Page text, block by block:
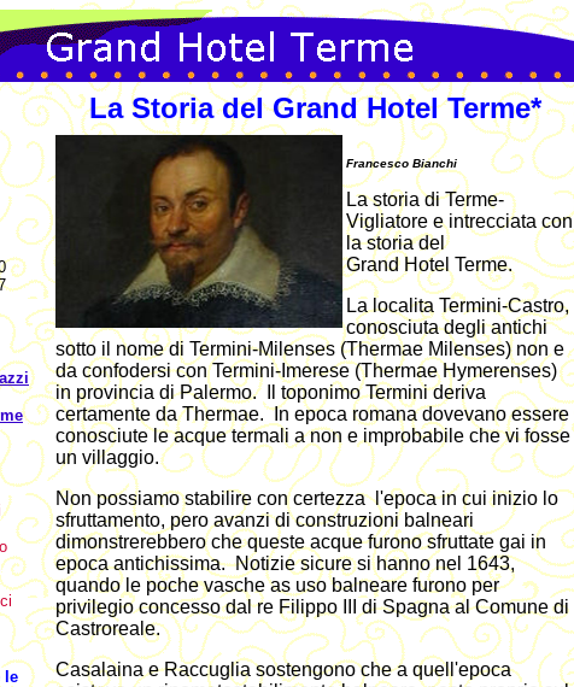
La Storia del Grand Hotel Terme*
le
Francesco Bianchi
La storia di Terme-
Vigliatore e intrecciata con
la storia del
Grand Hotel Terme.
La localita Termini-Castro,
conosciuta degli antichi
sotto il nome di Termini-Milenses (Thermae Milenses) non e
da confodersi con Termini-Imerese (Thermae Hymerenses)
in provincia di Palermo. Il toponimo Termini deriva
certamente da Thermae. In epoca romana dovevano essere
conosciute le acque termali a non e improbabile che vi fosse
un villaggio.
Non possiamo stabilire con certezza l'epoca in cui inizio lo
sfruttamento, pero avanzi di construzioni balneari
dimonstrerebbero che queste acque furono sfruttate gai in
epoca antichissima. Notizie sicure si hanno nel 1643,
quando le poche vasche as uso balneare furono per
privilegio concesso dal re Filippo III di Spagna al Comune di
Castroreale.
Casalaina e Raccuglia sostengono che a quell'epoca